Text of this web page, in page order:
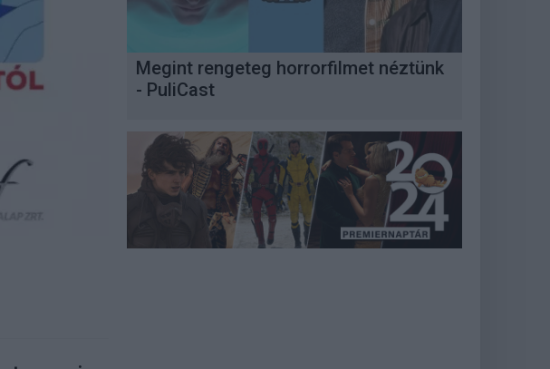
Megint rengeteg horrorfilmet néztünk
- PuliCast